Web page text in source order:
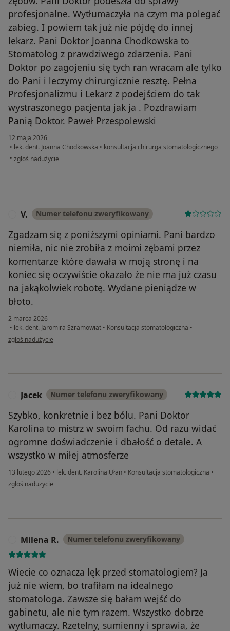
profesjonalne. Wytłumaczyła na czym ma polegać
zabieg. I powiem tak już nie pójdę do innej
lekarz. Pani Doktor Joanna Chodkowska to
Stomatolog z prawdziwego zdarzenia. Pani
Doktor po zagojeniu się tych ran wracam ale tylko
do Pani i leczymy chirurgicznie resztę. Pełna
Profesjonalizmu i Lekarz z podejściem do tak
wystraszonego pacjenta jak ja . Pozdrawiam
Panią Doktor. Paweł Przespolewski
12 maja 2026
• lek. dent. Joanna Chodkowska • konsultacja chirurga stomatologicznego
• w opinii użytkownika Paweł Przespolewski
zgłoś nadużycie
V. Numer telefonu zweryfikowany
Zgadzam się z poniższymi opiniami. Pani bardzo
niemiła, nic nie zrobiła z moimi zębami przez
komentarze które dawała w moją stronę i na
koniec się oczywiście okazało że nie ma już czasu
na jakąkolwiek robotę. Wydane pieniądze w
błoto.
2 marca 2026
• lek. dent. Jaromira Szramowiat • Konsultacja stomatologiczna •
w opinii użytkownika V.
zgłoś nadużycie
Jacek Numer telefonu zweryfikowany
Szybko, konkretnie i bez bólu. Pani Doktor
Karolina to mistrz w swoim fachu. Od razu widać
ogromne doświadczenie i dbałość o detale. A
wszystko w miłej atmosferze
13 lutego 2026 • lek. dent. Karolina Ułan • Konsultacja stomatologiczna •
w opinii użytkownika Jacek
zgłoś nadużycie
Milena R. Numer telefonu zweryfikowany
Wiecie co oznacza lęk przed stomatologiem? Ja
już nie wiem, bo trafiłam na idealnego
stomatologa. Zawsze się bałam wejść do
gabinetu, ale nie tym razem. Wszystko dobrze
wytłumaczy. Rzetelny, sumienny i sprawia, że